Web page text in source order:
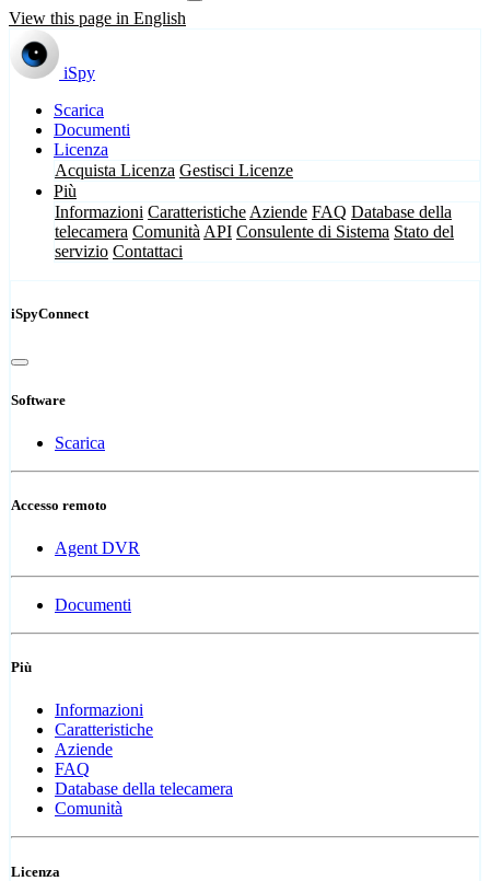
View this page in English
iSpy
Scarica
Documenti
Licenza
Acquista Licenza Gestisci Licenze
Più
Informazioni Caratteristiche Aziende FAQ Database della
telecamera Comunità API Consulente di Sistema Stato del
servizio Contattaci
iSpyConnect
Software
Scarica
Accesso remoto
Agent DVR
Documenti
Più
Informazioni
Caratteristiche
Aziende
FAQ
Database della telecamera
Comunità
Licenza